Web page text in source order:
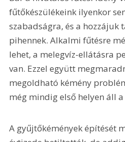
fűtőkészülékeink ilyenkor
szabadságra, és a hozzájuk
pihennek. Alkalmi fűtésre
lehet, a melegvíz-ellátásra
van. Ezzel együtt
megoldható kémény
még mindig első helyen áll
A gyűjtőkémények építését